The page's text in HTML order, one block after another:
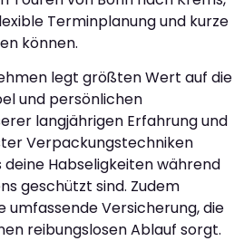
Terminplanung und kurze
können.
legt größten Wert auf die
und persönlichen
langjährigen Erfahrung und
Verpackungstechniken
deine Habseligkeiten während
geschützt sind. Zudem
umfassende Versicherung, die
reibungslosen Ablauf sorgt.